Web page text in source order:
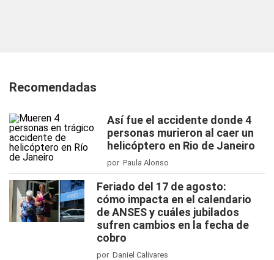
Recomendadas
Así fue el accidente donde 4
personas murieron al caer un
helicóptero en Rio de Janeiro
por Paula Alonso
Feriado del 17 de agosto:
cómo impacta en el calendario
de ANSES y cuáles jubilados
sufren cambios en la fecha de
cobro
por Daniel Calivares